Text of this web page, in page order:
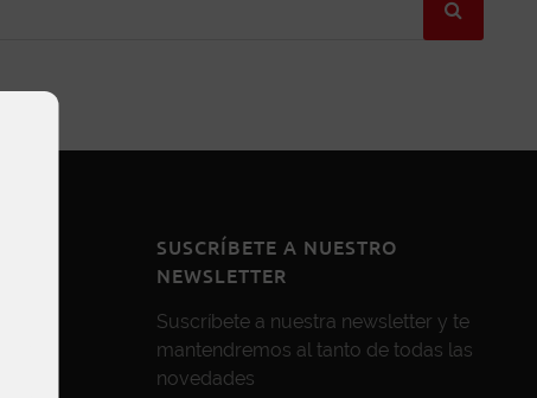
SUSCRÍBETE A NUESTRO
NEWSLETTER
Suscríbete a nuestra newsletter y te
mantendremos al tanto de todas las
novedades